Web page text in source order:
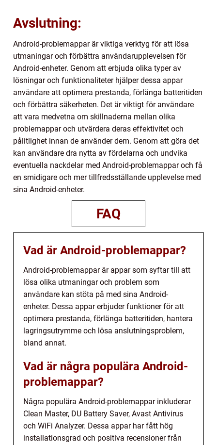
Avslutning:
Android-problemappar är viktiga verktyg för att lösa
utmaningar och förbättra användarupplevelsen för
Android-enheter. Genom att erbjuda olika typer av
lösningar och funktionaliteter hjälper dessa appar
användare att optimera prestanda, förlänga batteritiden
och förbättra säkerheten. Det är viktigt för användare
att vara medvetna om skillnaderna mellan olika
problemappar och utvärdera deras effektivitet och
pålitlighet innan de använder dem. Genom att göra det
kan användare dra nytta av fördelarna och undvika
eventuella nackdelar med Android-problemappar och få
en smidigare och mer tillfredsställande upplevelse med
sina Android-enheter.
FAQ
Vad är Android-problemappar?
Android-problemappar är appar som syftar till att
lösa olika utmaningar och problem som
användare kan stöta på med sina Android-
enheter. Dessa appar erbjuder funktioner för att
optimera prestanda, förlänga batteritiden, hantera
lagringsutrymme och lösa anslutningsproblem,
bland annat.
Vad är några populära Android-
problemappar?
Några populära Android-problemappar inkluderar
Clean Master, DU Battery Saver, Avast Antivirus
och WiFi Analyzer. Dessa appar har fått hög
installationsgrad och positiva recensioner från